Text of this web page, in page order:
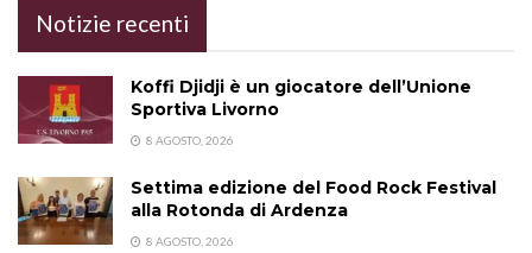
Notizie recenti
Koffi Djidji è un giocatore dell’Unione
Sportiva Livorno
8 AGOSTO, 2026
Settima edizione del Food Rock Festival
alla Rotonda di Ardenza
8 AGOSTO, 2026